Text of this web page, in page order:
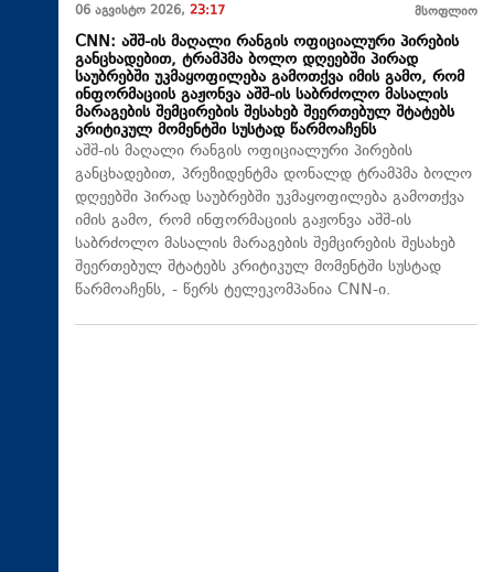
06 აგვისტო 2026, 23:17 მსოფლიო
CNN: აშშ-ის მაღალი რანგის ოფიციალური პირების
განცხადებით, ტრამპმა ბოლო დღეებში პირად
საუბრებში უკმაყოფილება გამოთქვა იმის გამო, რომ
ინფორმაციის გაჟონვა აშშ-ის საბრძოლო მასალის
მარაგების შემცირების შესახებ შეერთებულ შტატებს
კრიტიკულ მომენტში სუსტად წარმოაჩენს
აშშ-ის მაღალი რანგის ოფიციალური პირების
განცხადებით, პრეზიდენტმა დონალდ ტრამპმა ბოლო
დღეებში პირად საუბრებში უკმაყოფილება გამოთქვა
იმის გამო, რომ ინფორმაციის გაჟონვა აშშ-ის
საბრძოლო მასალის მარაგების შემცირების შესახებ
შეერთებულ შტატებს კრიტიკულ მომენტში სუსტად
წარმოაჩენს, - წერს ტელეკომპანია CNN-ი.